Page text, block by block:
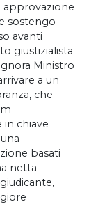
approvazione
sostengo
avanti
giustizialista
Ministro
a un
che
chiave
basati
netta